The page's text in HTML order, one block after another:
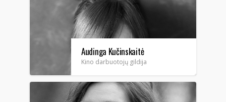
Audinga Kučinskaitė
Kino darbuotojų gildija